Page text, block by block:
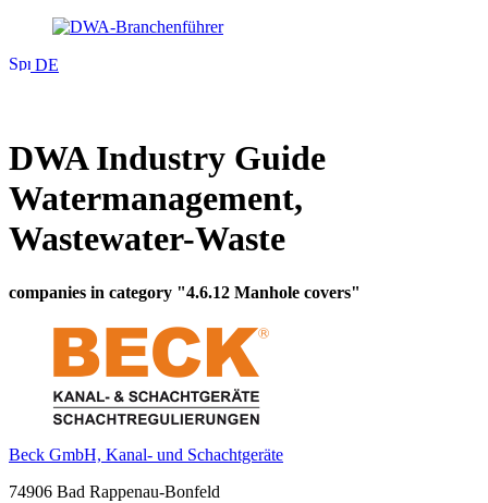
DE
DWA Industry Guide
Watermanagement,
Wastewater-Waste
companies in category "4.6.12 Manhole covers"
Beck GmbH, Kanal- und Schachtgeräte
74906 Bad Rappenau-Bonfeld